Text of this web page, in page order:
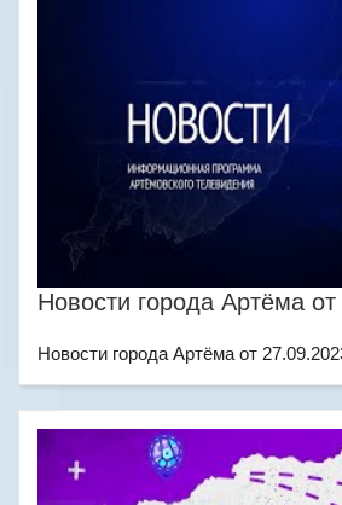
Новости города Артёма
Новости города Артёма от